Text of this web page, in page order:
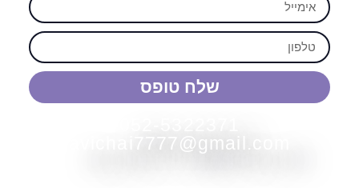
שלח טופס
avichai7777@gmail.com